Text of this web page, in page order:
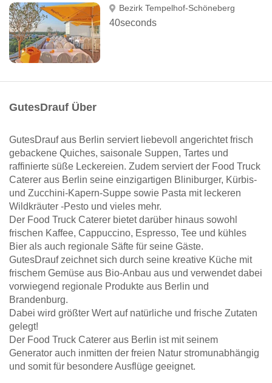
Bezirk Tempelhof-Schöneberg
40seconds
GutesDrauf Über
GutesDrauf aus Berlin serviert liebevoll angerichtet frisch
gebackene Quiches, saisonale Suppen, Tartes und
raffinierte süße Leckereien. Zudem serviert der Food Truck
Caterer aus Berlin seine einzigartigen Bliniburger, Kürbis-
und Zucchini-Kapern-Suppe sowie Pasta mit leckeren
Wildkräuter -Pesto und vieles mehr.
Der Food Truck Caterer bietet darüber hinaus sowohl
frischen Kaffee, Cappuccino, Espresso, Tee und kühles
Bier als auch regionale Säfte für seine Gäste.
GutesDrauf zeichnet sich durch seine kreative Küche mit
frischem Gemüse aus Bio-Anbau aus und verwendet dabei
vorwiegend regionale Produkte aus Berlin und
Brandenburg.
Dabei wird größter Wert auf natürliche und frische Zutaten
gelegt!
Der Food Truck Caterer aus Berlin ist mit seinem
Generator auch inmitten der freien Natur stromunabhängig
und somit für besondere Ausflüge geeignet.